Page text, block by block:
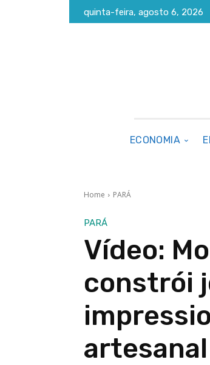
quinta-feira, agosto 6, 2026
ECONOMIA
Home PARÁ
PARÁ
Vídeo:
constrói
artesanal